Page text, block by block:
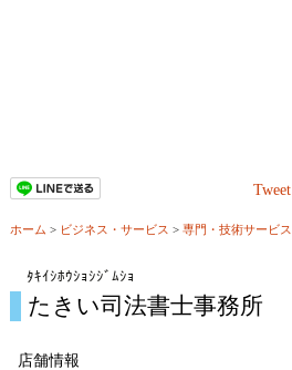
Tweet
ホーム > ビジネス・サービス > 専門・技術サービス
ﾀｷｲｼﾎｳｼｮｼｼﾞﾑｼｮ
たきい司法書士事務所
店舗情報